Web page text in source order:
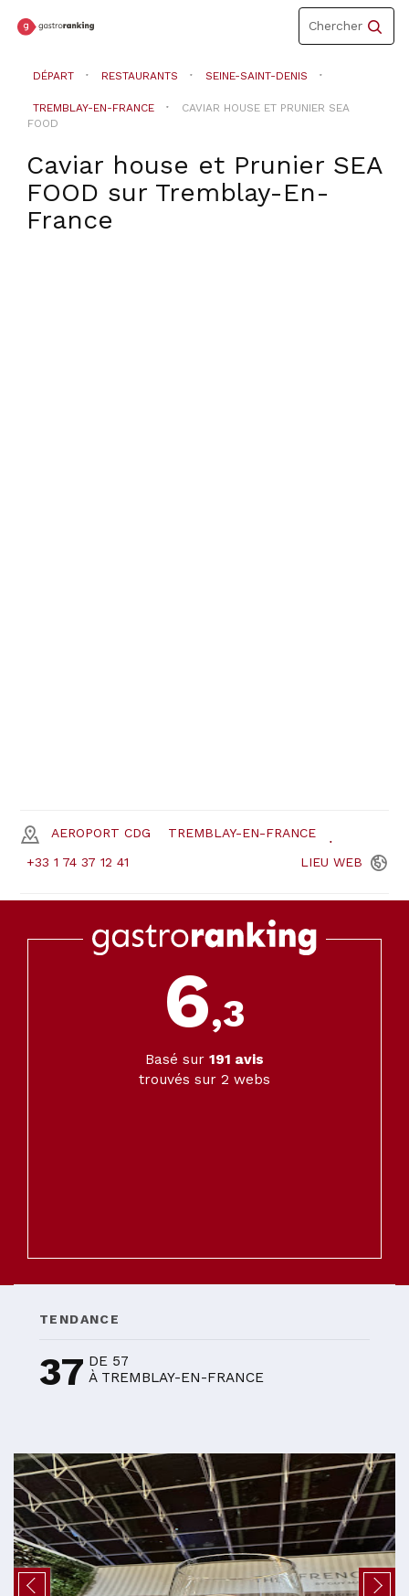
Toggle
navigation
Chercher
DÉPART RESTAURANTS SEINE-SAINT-DENIS
TREMBLAY-EN-FRANCE
CAVIAR HOUSE ET PRUNIER SEA
FOOD
Caviar house et Prunier SEA
FOOD sur Tremblay-En-
France
AEROPORT CDG TREMBLAY-EN-FRANCE
+33 1 74 37 12 41 LIEU WEB
6,3
Basé sur 191 avis
trouvés sur 2 webs
TENDANCE
37 DE 57
À TREMBLAY-EN-FRANCE